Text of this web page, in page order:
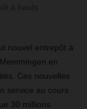
nouvel entrepôt à
en
Ces nouvelles
service au cours
30 millions